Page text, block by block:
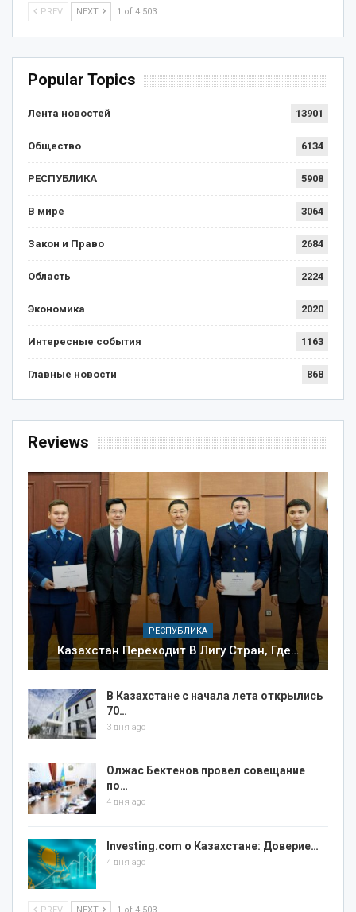
PREV NEXT 1 of 4 503
Popular Topics
Лента новостей 13901
Общество 6134
РЕСПУБЛИКА 5908
В мире 3064
Закон и Право 2684
Область 2224
Экономика 2020
Интересные события 1163
Главные новости 868
Reviews
РЕСПУБЛИКА
Казахстан Переходит В Лигу Стран, Где…
В Казахстане с начала лета открылись
70…
3 дня ago
Олжас Бектенов провел совещание
по…
4 дня ago
Investing.com о Казахстане: Доверие…
4 дня ago